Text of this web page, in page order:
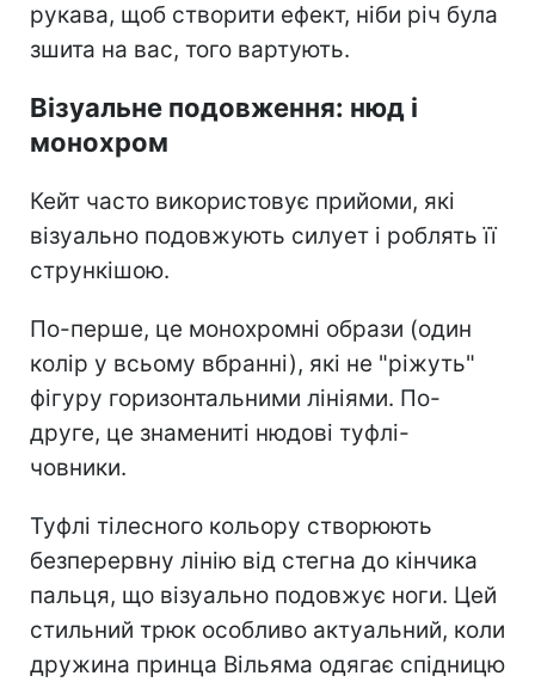
рукава, щоб створити ефект, ніби річ була
зшита на вас, того вартують.
Візуальне подовження: нюд і
монохром
Кейт часто використовує прийоми, які
візуально подовжують силует і роблять її
стрункішою.
По-перше, це монохромні образи (один
колір у всьому вбранні), які не "ріжуть"
фігуру горизонтальними лініями. По-
друге, це знамениті нюдові туфлі-
човники.
Туфлі тілесного кольору створюють
безперервну лінію від стегна до кінчика
пальця, що візуально подовжує ноги. Цей
стильний трюк особливо актуальний, коли
дружина принца Вільяма одягає спідницю